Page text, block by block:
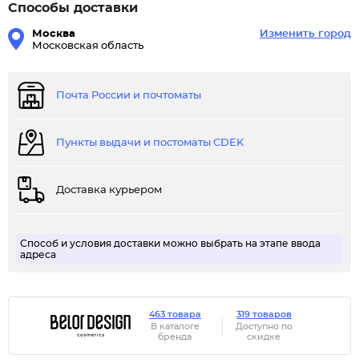
Способы доставки
Москва
Московская область
Изменить город
Почта России и почтоматы
Пункты выдачи и постоматы CDEK
Доставка курьером
Способ и условия доставки можно выбрать на этапе ввода
адреса
463 товара
В каталоге
бренда
319 товаров
Доступно по
скидке